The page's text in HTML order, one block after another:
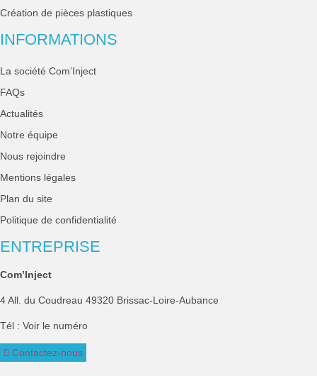
Création de pièces plastiques
INFORMATIONS
La société Com’Inject
FAQs
Actualités
Notre équipe
Nous rejoindre
Mentions légales
Plan du site
Politique de confidentialité
ENTREPRISE
Com’Inject
4 All. du Coudreau 49320 Brissac-Loire-Aubance
Tél : Voir le numéro
Contactez-nous